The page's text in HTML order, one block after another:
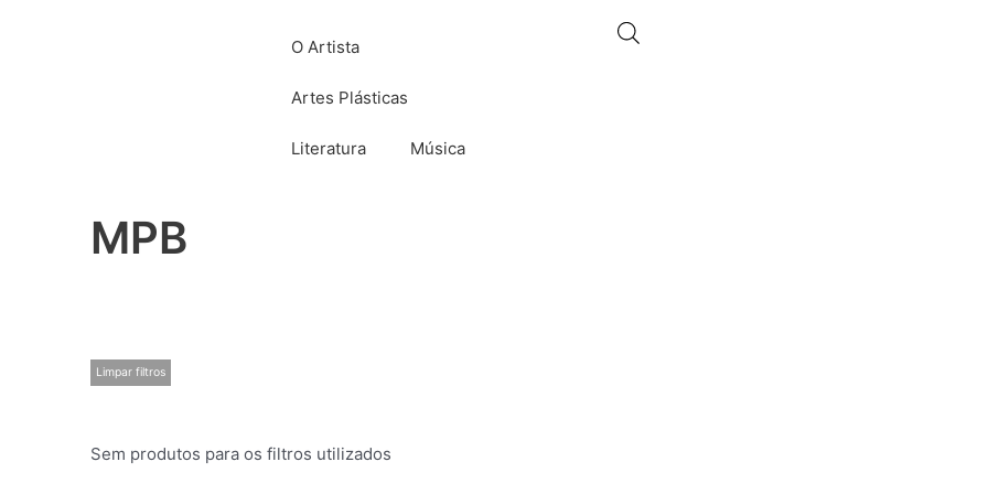
O Artista
Artes Plásticas
Literatura Música
MPB
Limpar filtros
Sem produtos para os filtros utilizados